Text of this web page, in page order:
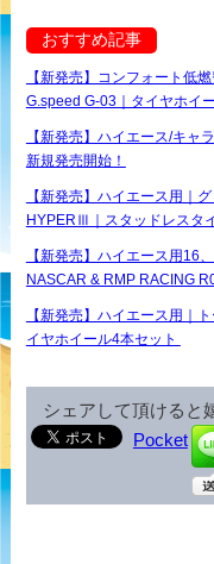
おすすめ記事
【新発売】コンフォート低
G.speed G-03｜タイヤホイ
【新発売】ハイエース/キャ
新規発売開始！
【新発売】ハイエース用｜
HYPERⅢ｜スタッドレスタ
【新発売】ハイエース用16
NASCAR & RMP RACING
【新発売】ハイエース用｜
イヤホイール4本セット
シェアして頂けると
Pocket